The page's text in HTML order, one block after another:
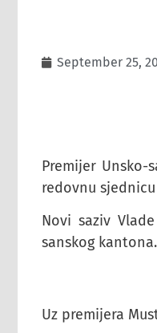
September 25,
Premijer Unsko-
redovnu sjednicu
Novi saziv
sanskog kantona.
Uz premijera